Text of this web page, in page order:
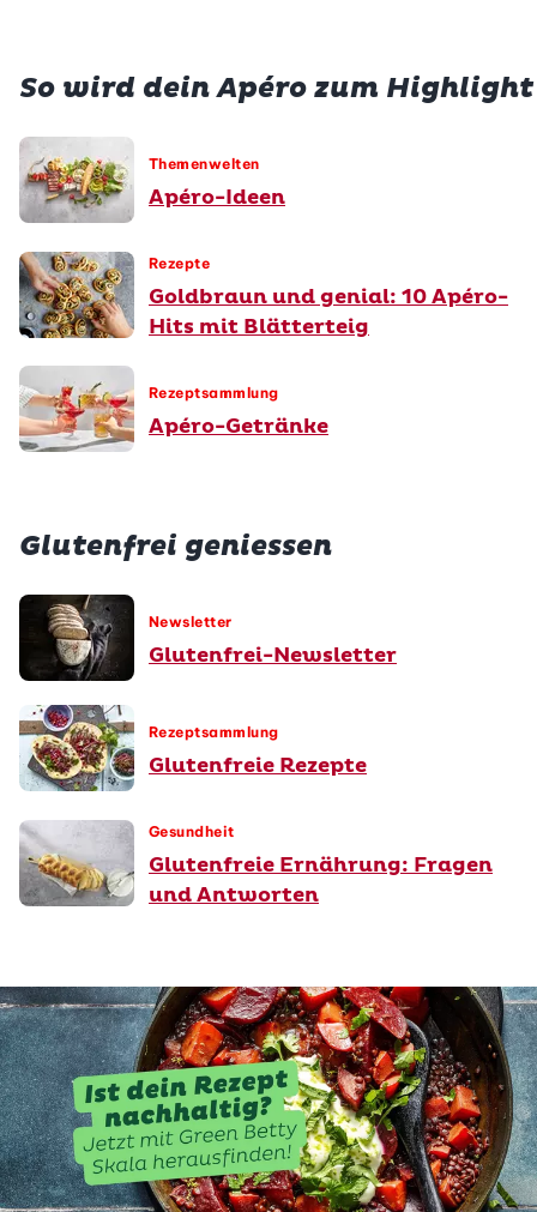
So wird dein Apéro zum Highlight
Themenwelten
Apéro-Ideen
Rezepte
Goldbraun und genial: 10 Apéro-
Hits mit Blätterteig
Rezeptsammlung
Apéro-Getränke
Glutenfrei geniessen
Newsletter
Glutenfrei-Newsletter
Rezeptsammlung
Glutenfreie Rezepte
Gesundheit
Glutenfreie Ernährung: Fragen
und Antworten